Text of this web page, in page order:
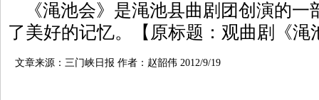
《渑池会》是渑池县曲剧团创演的一
了美好的记忆。【原标题：观曲剧《渑
文章来源：三门峡日报 作者：赵韶伟 2012/9/19